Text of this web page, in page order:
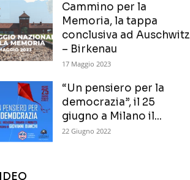
Cammino per la
Memoria, la tappa
conclusiva ad Auschwitz
– Birkenau
17 Maggio 2023
“Un pensiero per la
democrazia”, il 25
giugno a Milano il...
22 Giugno 2022